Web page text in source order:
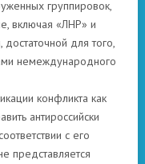
группировок,
включая «ЛНР» и
для того,
немеждународного
конфликта как
антироссийски
с его
представляется